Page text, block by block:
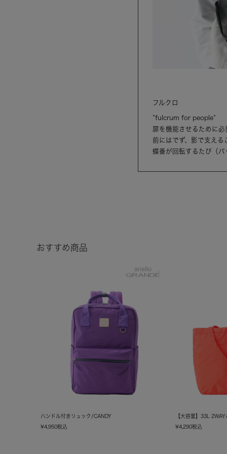
フルクロ
”fulcrum for people”
扉を機能させるために必
前にはでず、影で支え
蝶番が回転するたび（
おすすめ商品
ハンドル付きリュック/CANDY
¥4,950税込
【大容量】33L
¥4,290税込